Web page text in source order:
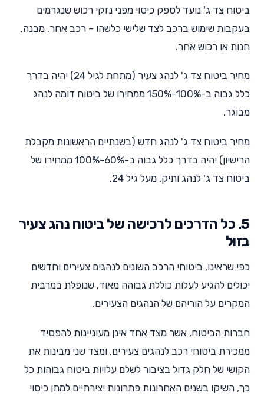
ביטוח צד ג' נועד לספק כיסוי מפני נזקי רכוש שנגרמים
בעקבות שימוש ברכב לצד שלישי כלשהו – רכב אחר, מבנה,
חנות או רכוש אחר.
מחיר ביטוח צד ג' לנהג צעיר (מתחת לגיל 24) יהיה בדרך
כלל גבוה ב-100%-150% ממחירו של ביטוח דומה לנהג
מבוגר.
מחיר ביטוח צד ג' לנהג חדש (בשנתיים הראשונות מקבלת
הרישיון) יהיה בדרך כלל גבוה ב-60%-100% ממחירו של
ביטוח צד ג' לנהג ותיק, מעל גיל 24.
5. כל הדרכים לרכישה של ביטוח נהג צעיר
בזול
כפי שראינו, ביטוחי הרכב השונים לנהגים צעירים וחדשים
יכולים להגיע לעלות כוללת גבוהה מאוד, שנופלת במרבית
המקרים על הוריהם של הנהגים הצעירים.
חברות הביטוח, אשר מצד אחד אינן מעוניינות להפסיד
ממכירת ביטוחי רכב לנהגים צעירים, ומצד שני מבינות את
הקושי של חלק גדול בציבור לשלם עלויות ביטוח גבוהות כל
כך, השיקו בשנים האחרונות פתרונות יצירתיים למתן כיסוי